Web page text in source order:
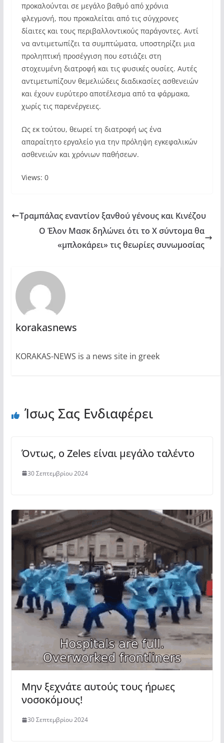
προκαλούνται σε μεγάλο βαθμό από χρόνια
φλεγμονή, που προκαλείται από τις σύγχρονες
δίαιτες και τους περιβαλλοντικούς παράγοντες. Αντί
να αντιμετωπίζει τα συμπτώματα, υποστηρίζει μια
προληπτική προσέγγιση που εστιάζει στη
στοχευμένη διατροφή και τις φυσικές ουσίες. Αυτές
αντιμετωπίζουν θεμελιώδεις διαδικασίες ασθενειών
και έχουν ευρύτερο αποτέλεσμα από τα φάρμακα,
χωρίς τις παρενέργειες.
Ως εκ τούτου, θεωρεί τη διατροφή ως ένα
απαραίτητο εργαλείο για την πρόληψη εγκεφαλικών
ασθενειών και χρόνιων παθήσεων.
Views: 0
Τραμπάλας εναντίον ξανθού γένους και Κινέζου
Ο Έλον Μασκ δηλώνει ότι το X σύντομα θα
«μπλοκάρει» τις θεωρίες συνωμοσίας
korakasnews
KORAKAS-NEWS is a news site in greek
Ίσως Σας Ενδιαφέρει
Όντως, o Zeles είναι μεγάλο ταλέντο
30 Σεπτεμβρίου 2024
Μην ξεχνάτε αυτούς τους ήρωες
νοσοκόμους!
30 Σεπτεμβρίου 2024